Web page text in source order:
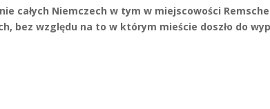
całych Niemczech w tym w miejscowości
bez względu na to w którym mieście doszło do